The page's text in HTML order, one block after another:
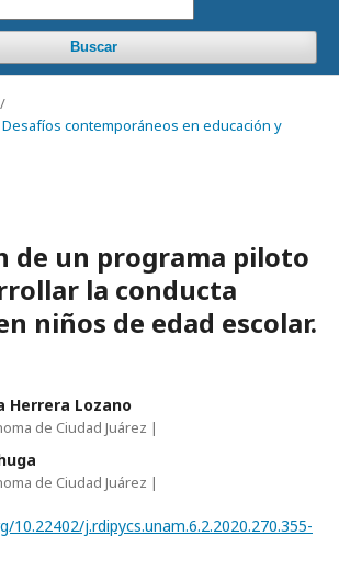
Buscar
/
Desafíos contemporáneos en educación y
de un programa piloto
la conducta
niños de edad escolar.
Herrera Lozano
de Ciudad Juárez |
de Ciudad Juárez |
10.22402/j.rdipycs.unam.6.2.2020.270.355-